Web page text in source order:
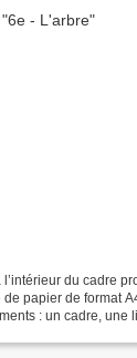
du cadre
papier de format
: un cadre, une